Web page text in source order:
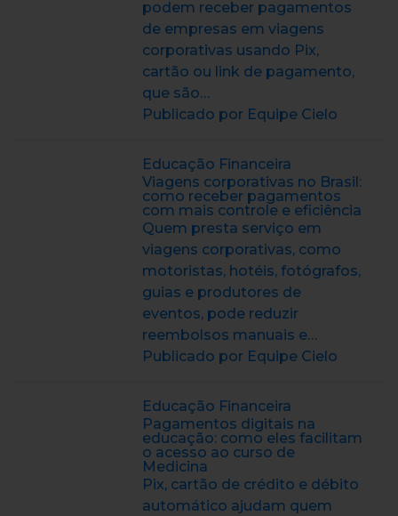
podem receber pagamentos
de empresas em viagens
corporativas usando Pix,
cartão ou link de pagamento,
que são…
Publicado por Equipe Cielo
Educação Financeira
Viagens corporativas no Brasil:
como receber pagamentos
com mais controle e eficiência
Quem presta serviço em
viagens corporativas, como
motoristas, hotéis, fotógrafos,
guias e produtores de
eventos, pode reduzir
reembolsos manuais e…
Publicado por Equipe Cielo
Educação Financeira
Pagamentos digitais na
educação: como eles facilitam
o acesso ao curso de
Medicina
Pix, cartão de crédito e débito
automático ajudam quem